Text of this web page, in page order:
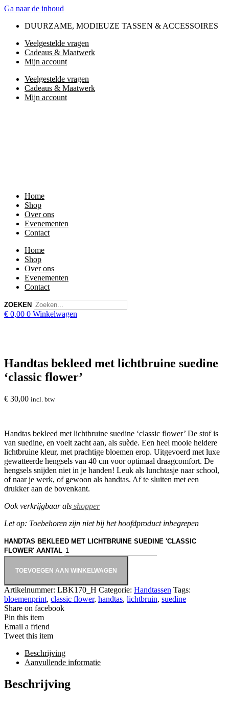
Ga naar de inhoud
DUURZAME, MODIEUZE TASSEN & ACCESSOIRES
Veelgestelde vragen
Cadeaus & Maatwerk
Mijn account
Veelgestelde vragen
Cadeaus & Maatwerk
Mijn account
Home
Shop
Over ons
Evenementen
Contact
Home
Shop
Over ons
Evenementen
Contact
ZOEKEN
€ 0,00 0 Winkelwagen
Handtas bekleed met lichtbruine suedine
‘classic flower’
€ 30,00 incl. btw
Handtas bekleed met lichtbruine suedine ‘classic flower’ De stof is
van suedine, en voelt zacht aan, als suède. Een heel mooie heldere
lichtbruine kleur, met prachtige bloemen erop. Uitgevoerd met luxe
gewatteerde hengsels van 40 cm voor optimaal draagcomfort. De
hengsels snijden niet in je handen! Leuk als lunchtasje naar school,
of naar je werk, of gewoon als handtas. Af te sluiten met een
drukker aan de bovenkant.
Ook verkrijgbaar als shopper
Let op: Toebehoren zijn niet bij het hoofdproduct inbegrepen
HANDTAS BEKLEED MET LICHTBRUINE SUEDINE 'CLASSIC
FLOWER' AANTAL
TOEVOEGEN AAN WINKELWAGEN
Artikelnummer: LBK170_H Categorie: Handtassen Tags:
bloemenprint, classic flower, handtas, lichtbruin, suedine
Share on facebook
Pin this item
Email a friend
Tweet this item
Beschrijving
Aanvullende informatie
Beschrijving